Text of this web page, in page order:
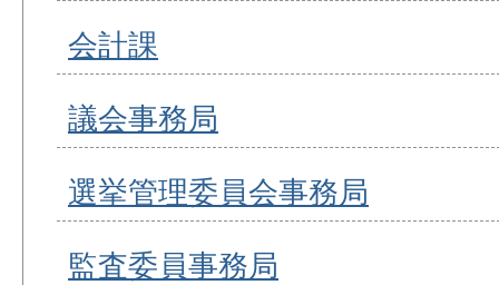
会計課
議会事務局
選挙管理委員会事務局
監査委員事務局